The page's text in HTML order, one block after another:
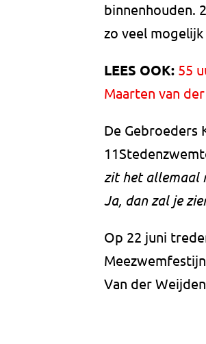
binnenhouden.
zo veel
LEES OOK: 55
Maarten van
De Gebroeders
zit het allemaal
Ja, dan zal je
Op 22 juni
Van der